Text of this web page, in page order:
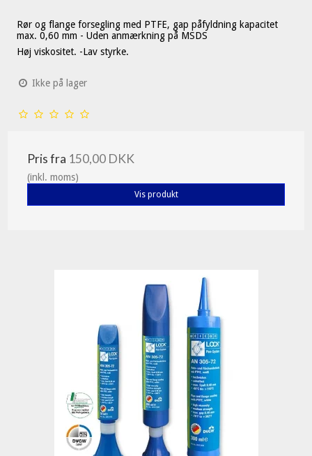
Rør og flange forsegling med PTFE, gap påfyldning kapacitet
max. 0,60 mm - Uden anmærkning på MSDS
Høj viskositet. -Lav styrke.
Ikke på lager
Pris fra 150,00 DKK
(inkl. moms)
Vis produkt